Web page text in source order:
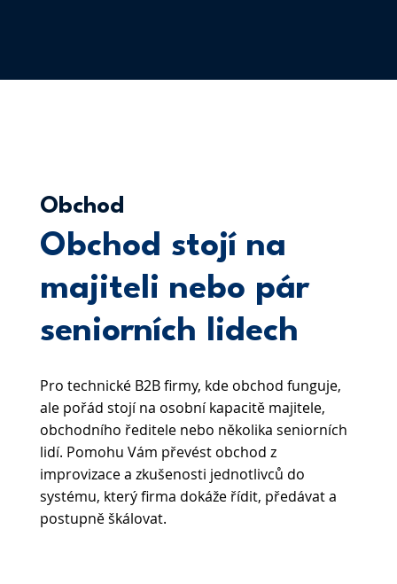
Obchod
Obchod stojí na
majiteli nebo pár
seniorních lidech
Pro technické B2B firmy, kde obchod funguje,
ale pořád stojí na osobní kapacitě majitele,
obchodního ředitele nebo několika seniorních
lidí. Pomohu Vám převést obchod z
improvizace a zkušenosti jednotlivců do
systému, který firma dokáže řídit, předávat a
postupně škálovat.